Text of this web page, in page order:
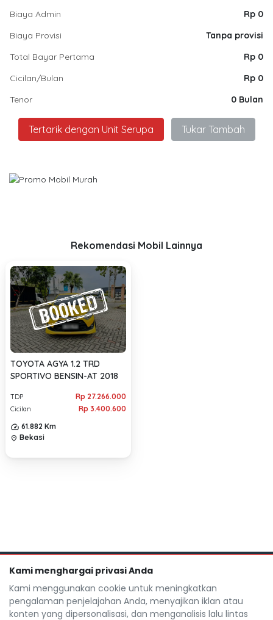
Biaya Admin
Rp 0
Biaya Provisi
Tanpa provisi
Total Bayar Pertama
Rp 0
Cicilan/Bulan
Rp 0
Tenor
0 Bulan
Tertarik dengan Unit Serupa Tukar Tambah
Rekomendasi Mobil Lainnya
TOYOTA AGYA 1.2 TRD
SPORTIVO BENSIN-AT 2018
TDP Rp 27.266.000
Cicilan
Rp 3.400.600
61.882 Km
location_on Bekasi
Mocil.id by DSF dikembangkan sebagai sarana untuk
Kami menghargai privasi Anda
Kami menggunakan cookie untuk meningkatkan
pengalaman penjelajahan Anda, menyajikan iklan atau
konten yang dipersonalisasi, dan menganalisis lalu lintas